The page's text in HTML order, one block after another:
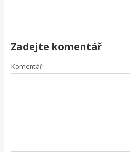
Zadejte komentář
Komentář